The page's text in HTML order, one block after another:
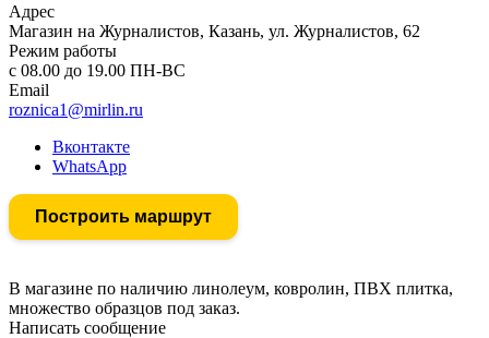
Адрес
Магазин на Журналистов, Казань, ул. Журналистов, 62
Режим работы
с 08.00 до 19.00 ПН-ВС
Email
roznica1@mirlin.ru
Вконтакте
WhatsApp
Построить маршрут
В магазине по наличию линолеум, ковролин, ПВХ плитка,
множество образцов под заказ.
Написать сообщение